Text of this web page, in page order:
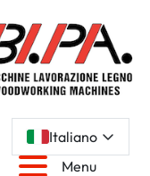
Italiano
Menu